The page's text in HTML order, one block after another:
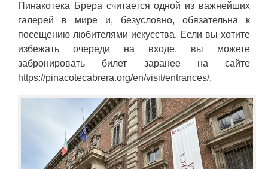
Пинакотека Брера считается одной из важнейших
галерей в мире и, безусловно, обязательна к
посещению любителями искусства. Если вы хотите
избежать очереди на входе, вы можете
забронировать билет заранее на сайте
https://pinacotecabrera.org/en/visit/entrances/.